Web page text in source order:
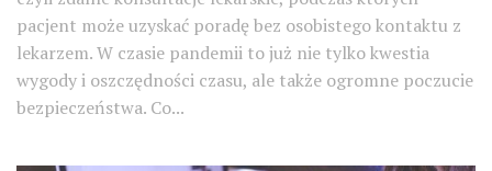
pacjent może uzyskać poradę bez osobistego kontaktu z
lekarzem. W czasie pandemii to już nie tylko kwestia
wygody i oszczędności czasu, ale także ogromne poczucie
bezpieczeństwa. Co...